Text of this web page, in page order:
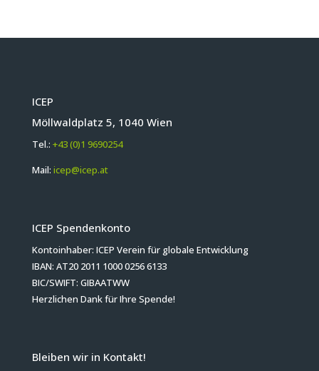
ICEP
Möllwaldplatz 5, 1040 Wien
Tel.: +43 (0)1 9690254
Mail: icep@icep.at
ICEP Spendenkonto
Kontoinhaber: ICEP Verein für globale Entwicklung
IBAN: AT20 2011 1000 0256 6133
BIC/SWIFT: GIBAATWW
Herzlichen Dank für Ihre Spende!
Bleiben wir in Kontakt!